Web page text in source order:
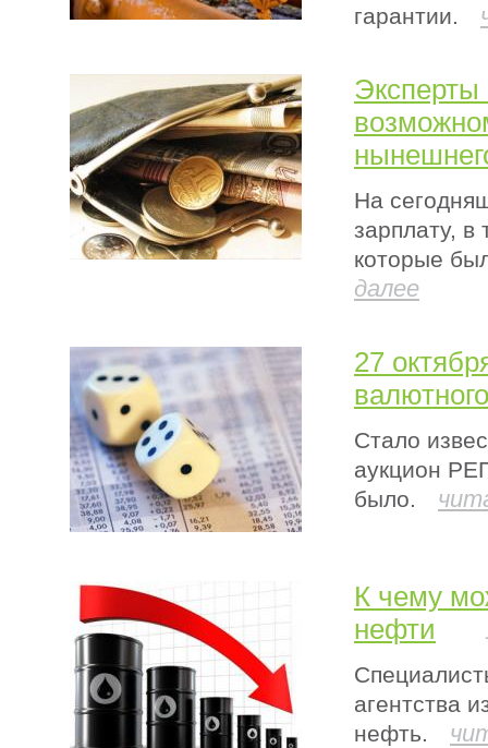
гарантии.
Эксперты
На
зарплату, в
которые
далее
27
Стало
аукцион
было.
К чему
нефти
агентства
нефть.